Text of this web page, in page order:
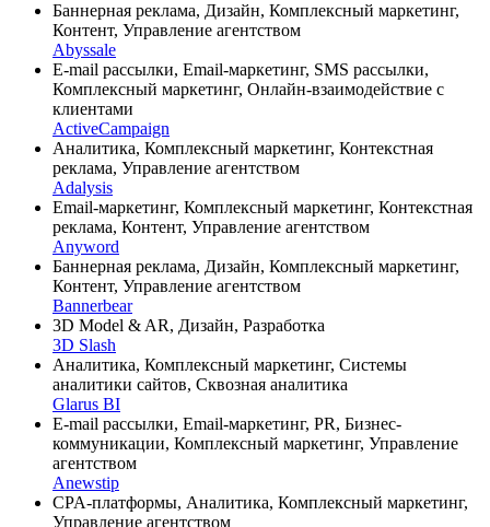
Баннерная реклама, Дизайн, Комплексный маркетинг,
Контент, Управление агентством
Abyssale
E-mail рассылки, Email-маркетинг, SMS рассылки,
Комплексный маркетинг, Онлайн-взаимодействие с
клиентами
ActiveCampaign
Аналитика, Комплексный маркетинг, Контекстная
реклама, Управление агентством
Adalysis
Email-маркетинг, Комплексный маркетинг, Контекстная
реклама, Контент, Управление агентством
Anyword
Баннерная реклама, Дизайн, Комплексный маркетинг,
Контент, Управление агентством
Bannerbear
3D Model & AR, Дизайн, Разработка
3D Slash
Аналитика, Комплексный маркетинг, Системы
аналитики сайтов, Сквозная аналитика
Glarus BI
E-mail рассылки, Email-маркетинг, PR, Бизнес-
коммуникации, Комплексный маркетинг, Управление
агентством
Anewstip
CPA-платформы, Аналитика, Комплексный маркетинг,
Управление агентством